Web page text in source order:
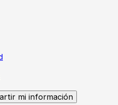
mi información